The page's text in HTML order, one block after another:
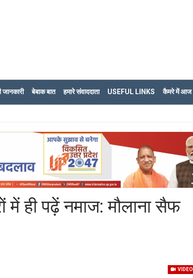
बेबाक बात हमारे संवाददाता USEFUL LINKS कैमरे में आज
में ही पढ़ें नमाज: मौलाना सैफ
VIDEO